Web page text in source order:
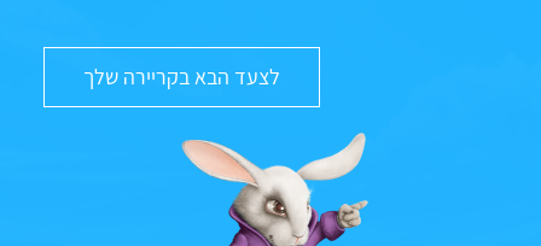
לצעד הבא בקריירה שלך